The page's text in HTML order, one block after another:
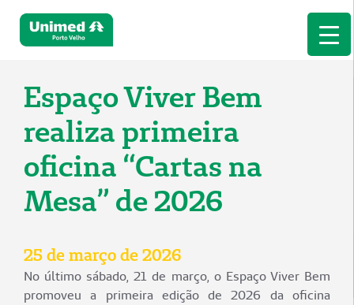
Espaço Viver Bem
realiza primeira
oficina “Cartas na
Mesa” de 2026
25 de março de 2026
No último sábado, 21 de março, o Espaço Viver Bem
promoveu a primeira edição de 2026 da oficina